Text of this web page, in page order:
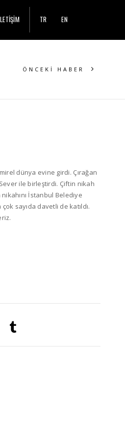
TR EN
ÖNCEKİ HABER
dünya evine girdi. Çırağan
ile birleştirdi. Çiftin nikah
nikahını İstanbul Belediye
sayıda davetli de katıldı.